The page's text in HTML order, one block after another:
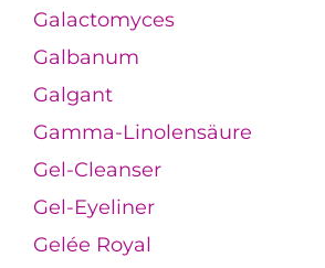
Galactomyces
Galbanum
Galgant
Gamma-Linolensäure
Gel-Cleanser
Gel-Eyeliner
Gelée Royal